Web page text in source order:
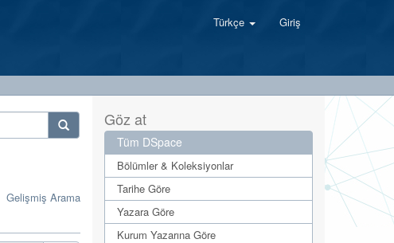
Türkçe Giriş
Gelişmiş Arama
Göz at
Tüm DSpace
Bölümler & Koleksiyonlar
Tarihe Göre
Yazara Göre
Kurum Yazarına Göre